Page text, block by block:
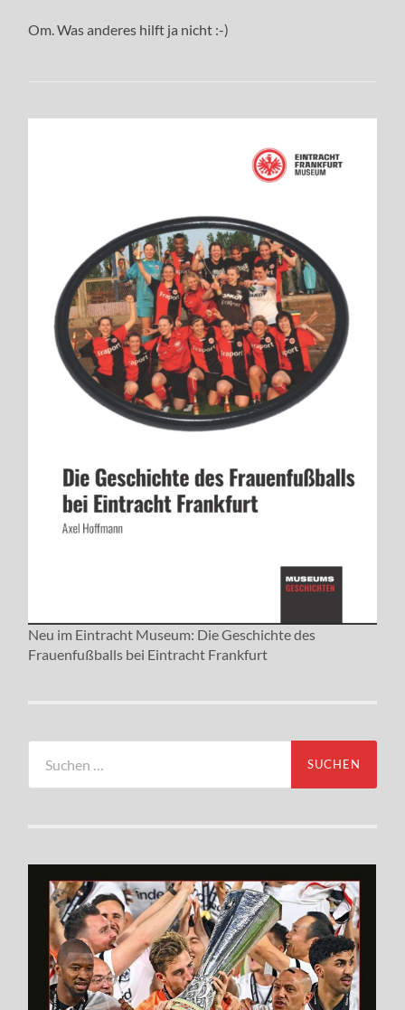
Om. Was anderes hilft ja nicht :-)
Neu im Eintracht Museum: Die Geschichte des
Frauenfußballs bei Eintracht Frankfurt
nach: